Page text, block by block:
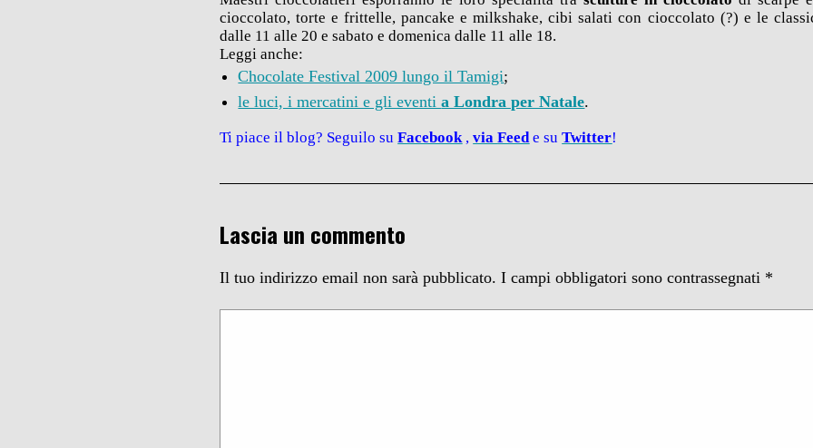
cioccolato, torte e frittelle, pancake e milkshake, cibi salati con cioccolato (?) e le
dalle 11 alle 20 e sabato e domenica dalle 11 alle 18.
Leggi anche:
Chocolate Festival 2009 lungo il Tamigi;
le luci, i mercatini e gli eventia Londra per Natale.
Ti piace il blog? Seguilo su Facebook ,viaFeed e suTwitter!
Lascia un commento
Il tuo indirizzo email non sarà pubblicato. I campi obbligatori sono contrassegnati *